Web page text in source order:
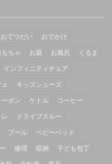
おてつだい
おでかけ
もちゃ お庭 お風呂
くるま
インフィニティチェア
キッズシューズ
ーポン ケトル
コーヒー
レ
ドライブスルー
プール
ベビーベッド
修理 収納
子ども包丁